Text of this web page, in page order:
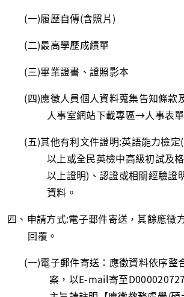
(一)履歷自傳(含照片)
(二)最高學歷成績單
(三)畢業證書、證照影本
(四)應徵人員個人資料蒐集告知條款
人事室網站下載專區→人事表
(五)其他有利文件證明:英語能力檢定(
以上或全民英檢中高級初試及
以上證明) 、認證或相關經驗證
資料。
四、申請方式:電子郵件寄送，其餘應徵
回覆。
(一)電子郵件寄送：應徵資料依序整
案，以E-mail寄至